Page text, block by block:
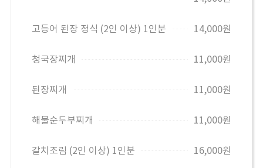
고등어 된장 정식 (2인 이상) 1인분 14,000원
청국장찌개 11,000원
된장찌개 11,000원
해물순두부찌개 11,000원
갈치조림 (2인 이상) 1인분 16,000원